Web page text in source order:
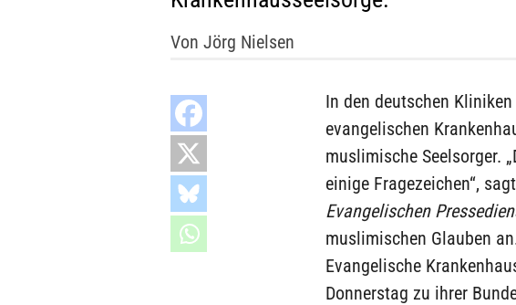
Von Jörg Nielsen
In den deutschen
evangelischen
muslimische Seelsorger.
einige Fragezeichen“,
Evangelischen
muslimischen Glauben
Evangelische
Donnerstag zu ihrer